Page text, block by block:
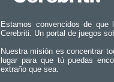
Estamos convencidos de
Cerebriti. Un portal de juegos
Nuestra misión es concentrar
lugar para que tú puedas
extraño que sea.